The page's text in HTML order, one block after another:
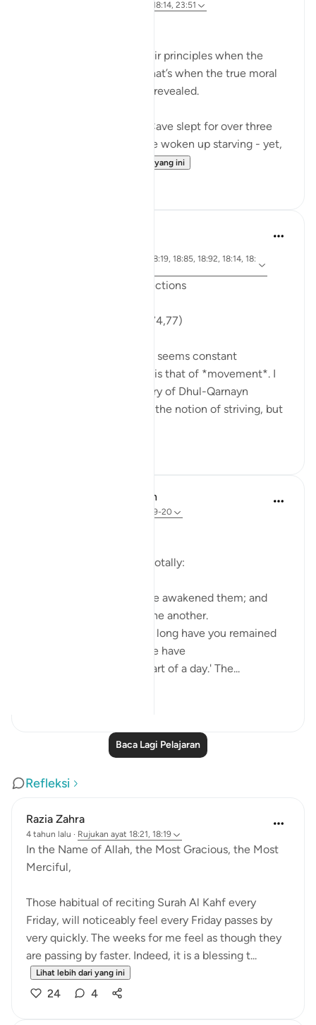
ayat 18:19, 18:14, 23:51
Many compromise on their principles when the
going gets tough - And that’s when the true moral
standards of a person are revealed.
The Companions of the Cave slept for over three
centuries. They must have woken up starving - yet,
Lihat lebih dari yang ini
ayat 18:71, 18:10, 18:30, 18:19, 18:85, 18:92, 18:14, 18:
Friday Surat al-Kahf Reflections
'So they set out...' (18:71,74,77)
One recurring theme that seems constant
throughout Surat al-Kahf is that of *movement*. I
used to think that the story of Dhul-Qarnayn
emphasized most greatly the notion of striving, but
In the Shade of the Quran
ayat 18:19-20
Suddenly things change totally:
Such being their state, We awakened them; and
they began to question one another.
One of them asked: 'How long have you remained
thus?' They answered: 'We have
remained thus a day, or part of a day.' The...
Baca Lagi Pelajaran
Refleksi
Razia Zahra
4 tahun lalu · Rujukan ayat 18:21, 18:19
In the Name of Allah, the Most Gracious, the Most
Merciful,
Those habitual of reciting Surah Al Kahf every
Friday, will noticeably feel every Friday passes by
very quickly. The weeks for me feel as though they
are passing by faster. Indeed, it is a blessing t...
Lihat lebih dari yang ini
24 4